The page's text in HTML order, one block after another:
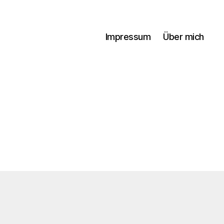
Impressum Über mich